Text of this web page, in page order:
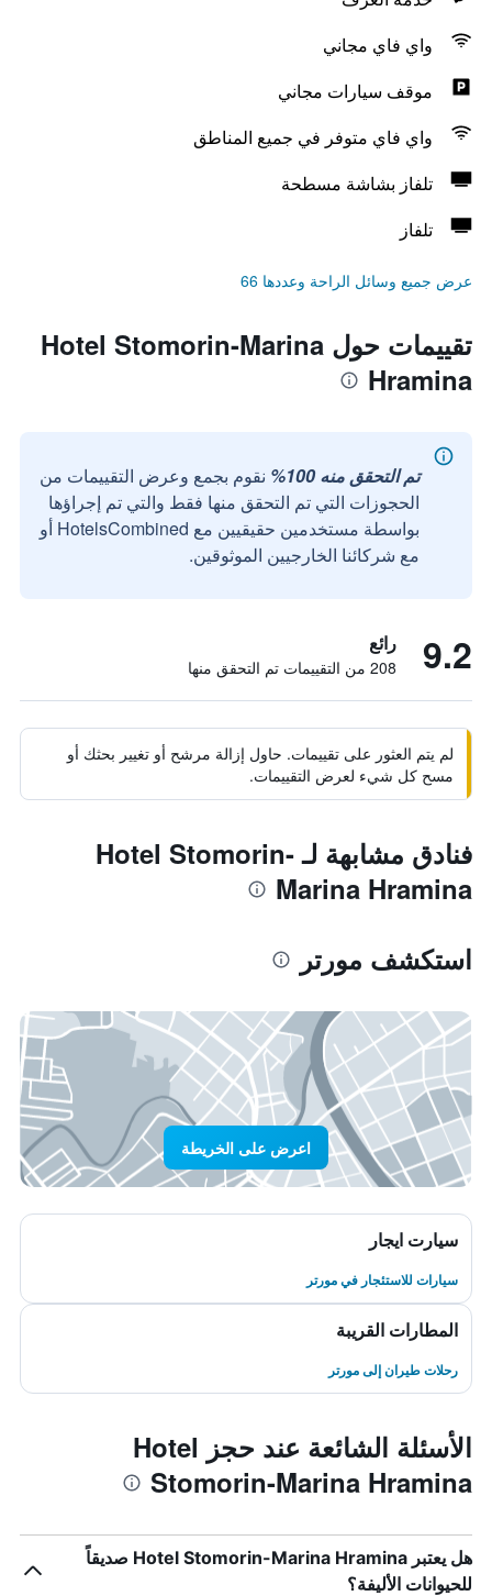
واي فاي مجاني
موقف سيارات مجاني
واي فاي متوفر في جميع المناطق
تلفاز بشاشة مسطحة
تلفاز
عرض جميع وسائل الراحة وعددها 66
تقييمات حول Hotel Stomorin-Marina
Hramina
تم التحقق منه 100%
نقوم بجمع وعرض التقييمات من
الحجوزات التي تم التحقق منها فقط والتي تم إجراؤها
بواسطة مستخدمين حقيقيين مع HotelsCombined أو
مع شركائنا الخارجيين الموثوقين.
9.2 رائع
208 من التقييمات تم التحقق منها
لم يتم العثور على تقييمات. حاول إزالة مرشح أو تغيير بحثك أو
مسح كل شيء لعرض التقييمات.
فنادق مشابهة لـ Hotel Stomorin-
Marina Hramina
استكشف مورتر
اعرض على الخريطة
سيارت ايجار
سيارات للاستئجار في مورتر
المطارات القريبة
رحلات طيران إلى مورتر
الأسئلة الشائعة عند حجز Hotel
Stomorin-Marina Hramina
هل يعتبر Hotel Stomorin-Marina Hramina صديقاً
للحيوانات الأليفة؟